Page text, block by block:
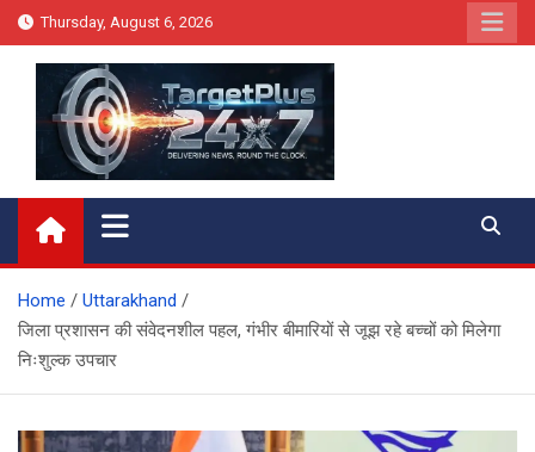
Skip
to
Thursday, August 6, 2026
Target Plus 24×7
Home
Uttarakhand
जिला प्रशासन की संवेदनशील पहल, गंभीर बीमारियों से जूझ रहे बच्चों को मिलेगा
निःशुल्क उपचार